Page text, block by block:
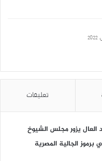
تعليقات
العال يزور مجلس الشيوخ
الجالية المصرية